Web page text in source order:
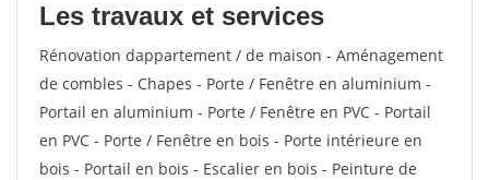
Les travaux et services
Rénovation dappartement / de maison - Aménagement
de combles - Chapes - Porte / Fenêtre en aluminium -
Portail en aluminium - Porte / Fenêtre en PVC - Portail
en PVC - Porte / Fenêtre en bois - Porte intérieure en
bois - Portail en bois - Escalier en bois - Peinture de